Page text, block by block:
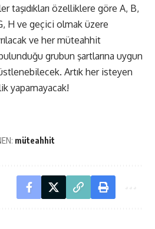
taşıdıkları özelliklere göre A, B,
H ve geçici olmak üzere
ve her müteahhit
grubun şartlarına uygun
Artık her isteyen
yapamayacak!
müteahhit